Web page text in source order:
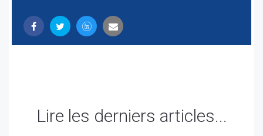
Lire les derniers articles...